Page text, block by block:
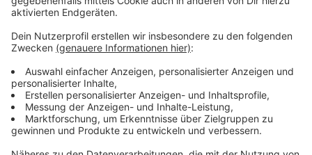
eine autofreie Innenstadt innerhalb des Grabenrings
Alleenring.
4. Forderungen des Radentscheids konsequent
umsetzen!
Genauso wie beim ÖPNV müssen die Bedingungen für
einen Umstieg auf das Fahrrad begünstigt werden. Wer